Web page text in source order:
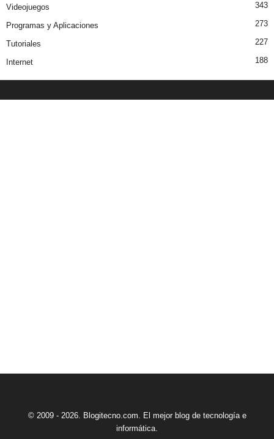
Videojuegos 343
Programas y Aplicaciones 273
Tutoriales 227
Internet 188
© 2009 - 2026. Blogitecno.com. El mejor blog de tecnología e
informática.